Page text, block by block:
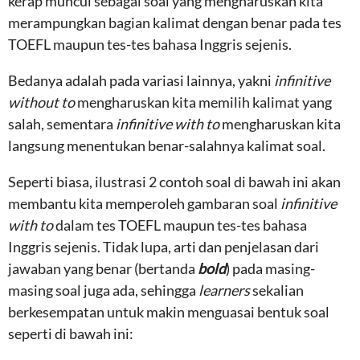
merampungkan bagian kalimat dengan benar pada tes
TOEFL maupun tes-tes bahasa Inggris sejenis.
Bedanya adalah pada variasi lainnya, yakni infinitive
without tomengharuskan kita memilih kalimat yang
salah, sementara infinitive with tomengharuskan kita
langsung menentukan benar-salahnya kalimat soal.
Seperti biasa, ilustrasi 2 contoh soal di bawah ini akan
membantu kita memperoleh gambaran soal infinitive
with todalam tes TOEFL maupun tes-tes bahasa
Inggris sejenis. Tidak lupa, arti dan penjelasan dari
jawaban yang benar (bertanda bold) pada masing-
masing soal juga ada, sehingga learnerssekalian
berkesempatan untuk makin menguasai bentuk soal
seperti di bawah ini: